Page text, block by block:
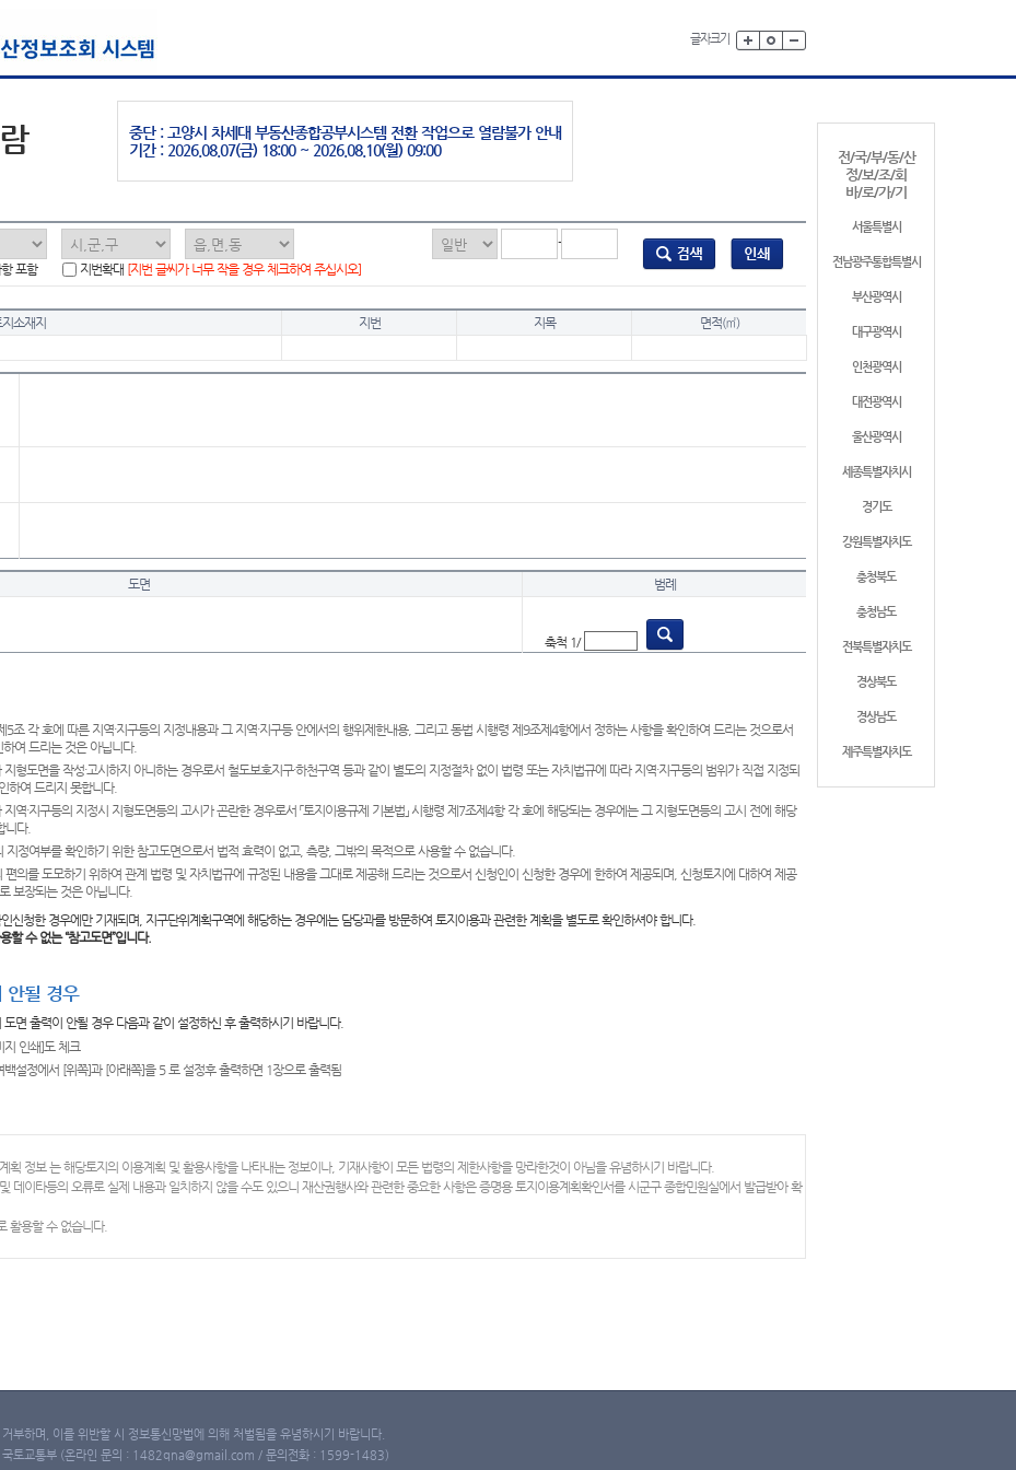
글자크기
전/국/부/동/산
정/보/조/회
바/로/가/기
서울특별시
전남광주통합특별시
부산광역시
대구광역시
인천광역시
대전광역시
울산광역시
세종특별자치시
경기도
강원특별자치도
충청북도
충청남도
전북특별자치도
경상북도
경상남도
제주특별자치도
중단 : 고양시 차세대 부동산종합공부시스템 전환 작업으로 열람불가 안내
기간 : 2026.08.07(금) 18:00 ~ 2026.08.10(월) 09:00
-
포함
지번확대 [지번 글씨가 너무 작을 경우 체크하여 주십시오]
소재지 지번 지목 면적(㎡)
도면 범례
축척 1/
5조 각 호에 따른 지역·지구등의 지정내용과 그 지역·지구등 안에서의 행위제한내용, 그리고 동법 시행령 제9조제4항에서 정하는 사항을 확인하여 드리는 것으로서
여 드리는 것은 아닙니다.
지형도면을 작성·고시하지 아니하는 경우로서 철도보호지구·하천구역 등과 같이 별도의 지정절차 없이 법령 또는 자치법규에 따라 지역·지구등의 범위가 직접 지정되
하여 드리지 못합니다.
지역·지구등의 지정시 지형도면등의 고시가 곤란한 경우로서 「토지이용규제 기본법」 시행령 제7조제4항 각 호에 해당되는 경우에는 그 지형도면등의 고시 전에 해당
니다.
지정여부를 확인하기 위한 참고도면으로서 법적 효력이 없고, 측량, 그밖의 목적으로 사용할 수 없습니다.
편의를 도모하기 위하여 관계 법령 및 자치법규에 규정된 내용을 그대로 제공해 드리는 것으로서 신청인이 신청한 경우에 한하여 제공되며, 신청토지에 대하여 제공
보장되는 것은 아닙니다.
신청한 경우에만 기재되며, 지구단위계획구역에 해당하는 경우에는 담당과를 방문하여 토지이용과 관련한 계획을 별도로 확인하셔야 합니다.
할 수 없는 “참고도면”입니다.
안될 경우
면 출력이 안될 경우 다음과 같이 설정하신 후 출력하시기 바랍니다.
지 인쇄]도 체크
설정에서 [위쪽]과 [아래쪽]을 5 로 설정후 출력하면 1장으로 출력됨
획 정보 는 해당토지의 이용계획 및 활용사항을 나타내는 정보이나, 기재사항이 모든 법령의 제한사항을 망라한것이 아님을 유념하시기 바랍니다.
데이타등의 오류로 실제 내용과 일치하지 않을 수도 있으니 재산권행사와 관련한 중요한 사항은 증명용 토지이용계획확인서를 시군구 종합민원실에서 발급받아 확
활용할 수 없습니다.
부하며, 이를 위반할 시 정보통신망법에 의해 처벌됨을 유념하시기 바랍니다.
토교통부 (온라인 문의 : 1482qna@gmail.com / 문의전화 : 1599-1483)